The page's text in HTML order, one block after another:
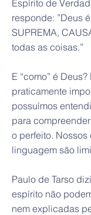
Espírito de
responde: ”Deus
SUPREMA,
todas as coisas.”
E “como” é
praticamente
possuímos
para
o perfeito.
linguagem são
Paulo de Tarso
espírito não
nem explicadas